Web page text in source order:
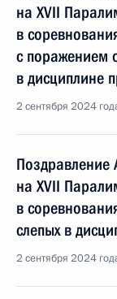
на XVII
в
с поражением
в дисциплине
2 сентября 2024
Поздравление
на XVII
в
слепых в
2 сентября 2024